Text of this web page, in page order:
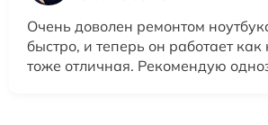
Очень доволен ремонтом
быстро, и теперь он работает
тоже отличная. Рекомендую